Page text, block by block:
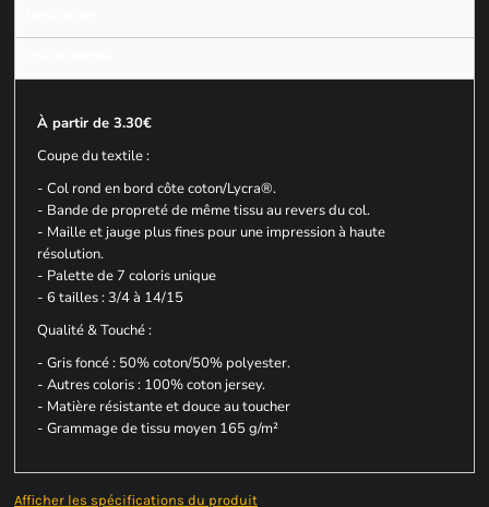
À partir de 3.30€
Coupe du textile :
- Col rond en bord côte coton/Lycra®.
- Bande de propreté de même tissu au revers du col.
- Maille et jauge plus fines pour une impression à haute
résolution.
- Palette de 7 coloris unique
- 6 tailles : 3/4 à 14/15
Qualité & Touché :
- Gris foncé : 50% coton/50% polyester.
- Autres coloris : 100% coton jersey.
- Matière résistante et douce au toucher
- Grammage de tissu moyen 165 g/m²
Afficher les spécifications du produit